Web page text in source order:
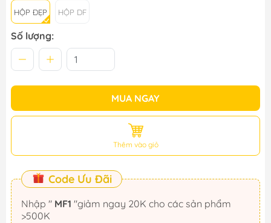
HỘP ĐẸP HỘP DF
Số lượng:
MUA NGAY
Thêm vào giỏ
Code Ưu Đãi
Nhập " MF1
>500K